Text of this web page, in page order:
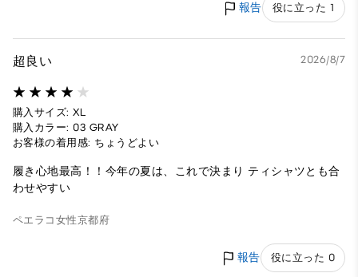
報告 役に立った 1
超良い 2026/8/7
購入サイズ: XL
購入カラー: 03 GRAY
お客様の着用感: ちょうどよい
履き心地最高！！今年の夏は、これで決まり ティシャツとも合
わせやすい
ペエラコ 女性京都府
報告 役に立った 0